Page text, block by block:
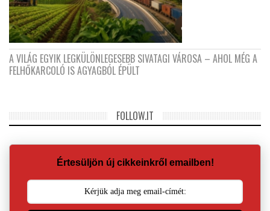
A VILÁG EGYIK LEGKÜLÖNLEGESEBB SIVATAGI VÁROSA – AHOL MÉG A
FELHŐKARCOLÓ IS AGYAGBÓL ÉPÜLT
FOLLOW.IT
Értesüljön új cikkeinkről emailben!